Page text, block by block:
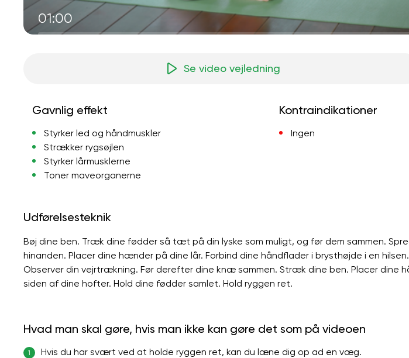
01:00
Se video vejledning
Gavnlig effekt
Styrker led og håndmuskler
Strækker rygsøjlen
Styrker lårmusklerne
Toner maveorganerne
Kontraindikationer
Ingen
Udførelsesteknik
Bøj dine ben. Træk dine fødder så tæt på din lyske som muligt, og før dem sammen.
hinanden. Placer dine hænder på dine lår. Forbind dine håndflader i brysthøjde i en
Observer din vejrtrækning. Før derefter dine knæ sammen. Stræk dine ben. Placer dine
siden af ​​dine hofter. Hold dine fødder samlet. Hold ryggen ret.
Hvad man skal gøre, hvis man ikke kan gøre det som på videoen
1 Hvis du har svært ved at holde ryggen ret, kan du læne dig op ad en væg.